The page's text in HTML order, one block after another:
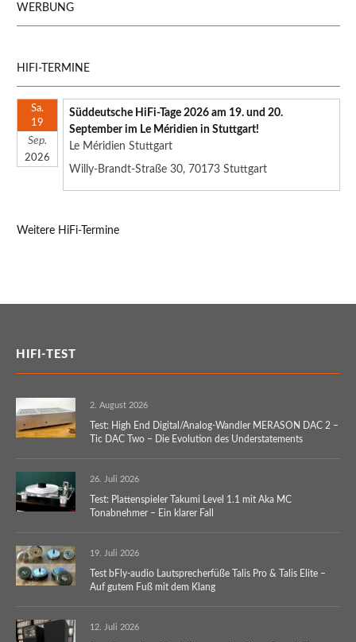
WERBUNG
HIFI-TERMINE
Sa.
19
Sep.
2026
Süddeutsche HiFi-Tage 2026 am 19. und 20.
September im Le Méridien in Stuttgart!
Le Méridien Stuttgart
Willy-Brandt-Straße 30, 70173 Stuttgart
Weitere HiFi-Termine
HIFI-TEST
2. August 2026
Test: High End Digital/Analog-Wandler MERASON DAC 2 –
Tic DAC Two – Die Evolution des Understatements
26. Juli 2026
Test: Plattenspieler Takumi Level 1.1 mit Aka MC
Tonabnehmer – Ein klarer Fall
19. Juli 2026
Test bFly-audio Lautsprecherfüße Talis Pro & Talis Elite –
Auf gutem Fuß mit dem Klang
12. Juli 2026